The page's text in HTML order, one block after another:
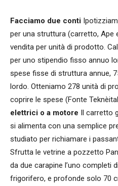
Facciamo due conti
per una struttura (carretto, Ape
vendita per unità di prodotto.
per uno stipendio fisso annuo
spese fisse di struttura annue,
lordo. Otteniamo 278 unità di
coprire le spese (Fonte
elettrici o a motore Il carretto
si alimenta con una semplice
studiato per richiamare i
Sfrutta le vetrine a pozzetto
da due carapine l’uno completi
frigorifero, e profonde solo 70